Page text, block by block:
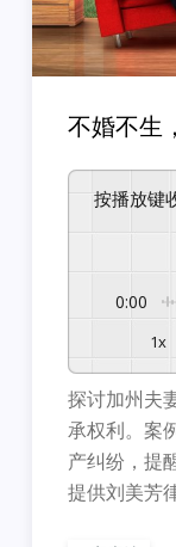
不婚不生
按播放
0:00
1x
探讨加州夫
承权利。案
产纠纷，提
提供刘美芳